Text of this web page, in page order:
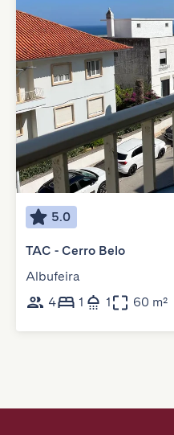
5.0
TAC - Cerro Belo
Albufeira
4
1 1 60 m²